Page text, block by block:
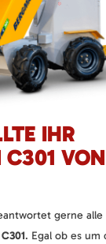
IHR
C301
gerne alle
. Egal ob es um